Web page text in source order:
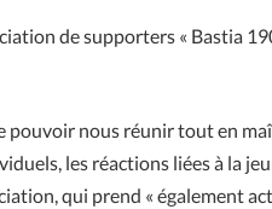
de supporters « Bastia
pouvoir nous réunir tout en
les réactions liées à la
qui prend « également